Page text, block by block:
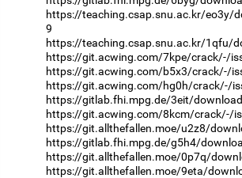
https://teaching.csap.snu.ac.kr/eo3y/
9
https://teaching.csap.snu.ac.kr/1qfu/
https://git.acwing.com/7kpe/crack/-/
https://git.acwing.com/b5x3/crack/-/
https://git.acwing.com/hg0h/crack/-/
https://gitlab.fhi.mpg.de/3eit/
https://git.acwing.com/8kcm/crack/-/
https://git.allthefallen.moe/u2z8/
https://gitlab.fhi.mpg.de/g5h4/
https://git.allthefallen.moe/0p7q/
https://git.allthefallen.moe/9eta/